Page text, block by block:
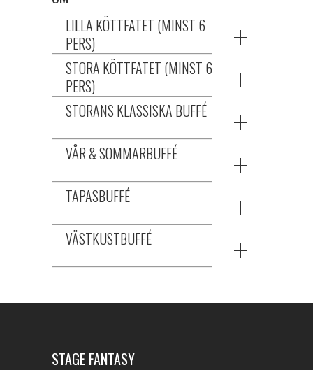
LILLA KÖTTFATET (MINST 6
PERS)
STORA KÖTTFATET (MINST 6
PERS)
STORANS KLASSISKA BUFFÉ
VÅR & SOMMARBUFFÉ
TAPASBUFFÉ
VÄSTKUSTBUFFÉ
STAGE FANTASY